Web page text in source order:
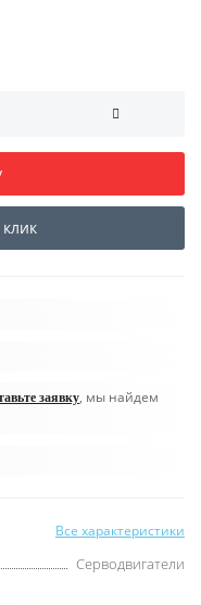
заявку, мы найдем
Все характеристики
Серводвигатели